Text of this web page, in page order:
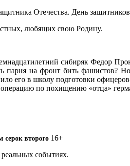
Отечества. День
любящих свою Родину.
сибиряк Федор
парня на фронт бить фашистов?
его в школу подготовки
по похищению «отца»
второго 16+
событиях.